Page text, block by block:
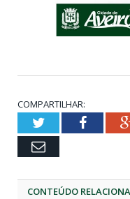
COMPARTILHAR:
Twitter
Email
CONTEÚDO